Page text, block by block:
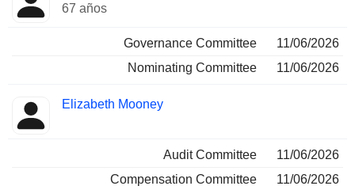
67 años
Governance Committee
11/06/2026
Nominating Committee
11/06/2026
Elizabeth Mooney
Audit Committee
11/06/2026
Compensation Committee
11/06/2026